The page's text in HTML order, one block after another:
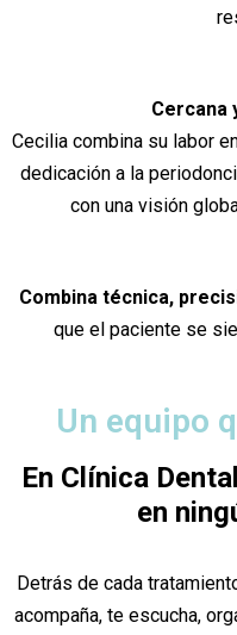
Cercana
Cecilia combina su labor
dedicación a la
con una visión
Combina técnica,
que el paciente se
Un equipo
En Clínica
en
Detrás de cada
acompaña, te escucha,